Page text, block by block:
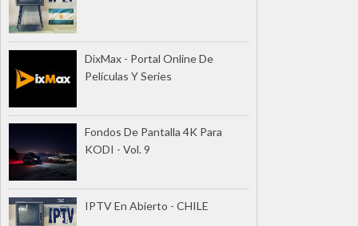
DixMax - Portal Online De
Películas Y Series
Fondos De Pantalla 4K Para
KODI - Vol. 9
IPTV En Abierto - CHILE